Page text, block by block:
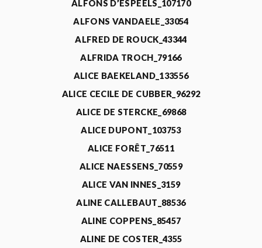
ALFONS D’ESPEELS_107170
ALFONS VANDAELE_33054
ALFRED DE ROUCK_43344
ALFRIDA TROCH_79166
ALICE BAEKELAND_133556
ALICE CECILE DE CUBBER_96292
ALICE DE STERCKE_69868
ALICE DUPONT_103753
ALICE FORÊT_76511
ALICE NAESSENS_70559
ALICE VAN INNES_3159
ALINE CALLEBAUT_88536
ALINE COPPENS_85457
ALINE DE COSTER_4355